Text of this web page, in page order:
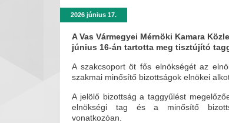
2026 június 17.
A Vas Vármegyei Mérnöki Kamara
június 16-án tartotta meg tisztújító
A szakcsoport öt fős elnökségét az
szakmai minősítő bizottságok elnökei
A jelölő bizottság a taggyűlést
elnökségi tag és a minősítő
vonatkozóan.